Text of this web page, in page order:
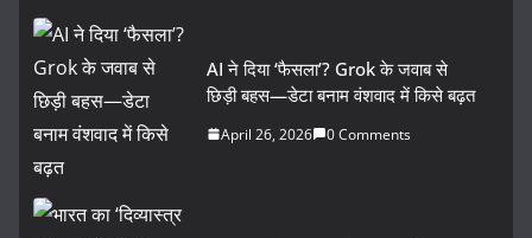
AI ने दिया ‘फैसला’? Grok के जवाब से
छिड़ी बहस—डेटा बनाम वंशवाद में किसे बढ़त
April 26, 2026 0 Comments